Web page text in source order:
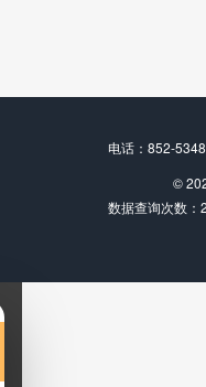
电话：852-
©
数据查询次数：